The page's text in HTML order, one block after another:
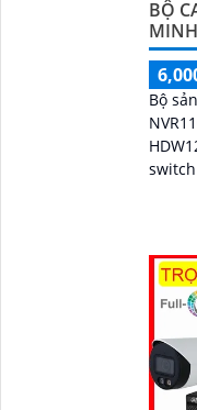
BỘ
MINH
Bộ